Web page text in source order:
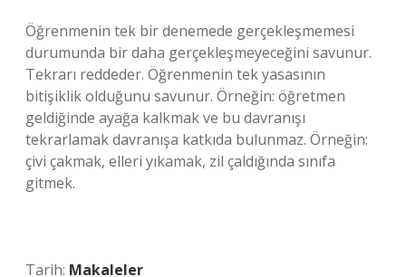
Öğrenmenin tek bir denemede gerçekleşmemesi
durumunda bir daha gerçekleşmeyeceğini savunur.
Tekrarı reddeder. Öğrenmenin tek yasasının
bitişiklik olduğunu savunur. Örneğin: öğretmen
geldiğinde ayağa kalkmak ve bu davranışı
tekrarlamak davranışa katkıda bulunmaz. Örneğin:
çivi çakmak, elleri yıkamak, zil çaldığında sınıfa
gitmek.
Tarih: Makaleler